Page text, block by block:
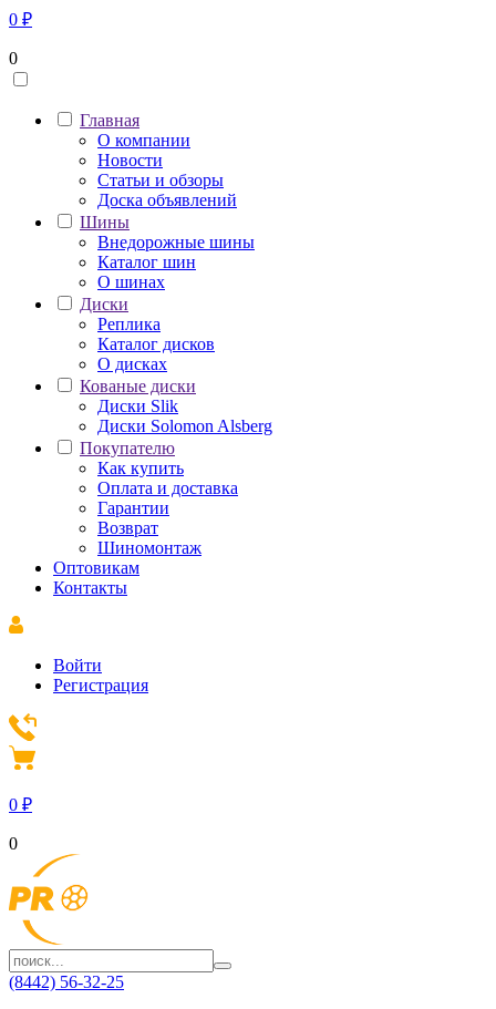
0 ₽
0
Главная
О компании
Новости
Статьи и обзоры
Доска объявлений
Шины
Внедорожные шины
Каталог шин
О шинах
Диски
Реплика
Каталог дисков
О дисках
Кованые диски
Диски Slik
Диски Solomon Alsberg
Покупателю
Как купить
Оплата и доставка
Гарантии
Возврат
Шиномонтаж
Оптовикам
Контакты
Войти
Регистрация
0 ₽
0
(8442) 56-32-25